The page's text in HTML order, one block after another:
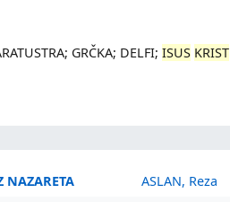
GRČKA; DELFI;ISUS KRIST
NAZARETA ASLAN, Reza